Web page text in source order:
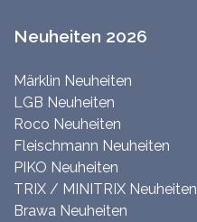
Neuheiten 2026
Märklin Neuheiten
LGB Neuheiten
Roco Neuheiten
Fleischmann Neuheiten
PIKO Neuheiten
TRIX / MINITRIX Neuheiten
Brawa Neuheiten